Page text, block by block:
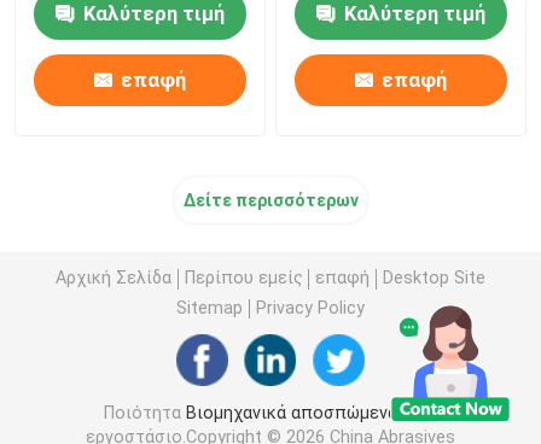
Καλύτερη τιμή
επαφή
Καλύτερη τιμή
επαφή
Δείτε περισσότερων
Αρχική Σελίδα Περίπου εμείς επαφή
Desktop Site
Sitemap
Privacy Policy
Ποιότητα Βιομηχανικά αποσπώμενα Κίνα
εργοστάσιο.Copyright © 2026 China Abrasives